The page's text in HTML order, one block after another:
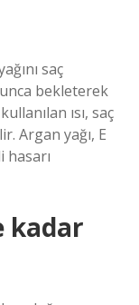
saç
bekleterek
ısı, saç
Argan yağı, E
hasarı
kadar